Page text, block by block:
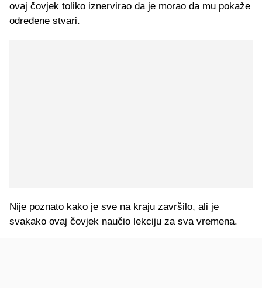
ovaj čovjek toliko iznervirao da je morao da mu pokaže
određene stvari.
Nije poznato kako je sve na kraju završilo, ali je
svakako ovaj čovjek naučio lekciju za sva vremena.